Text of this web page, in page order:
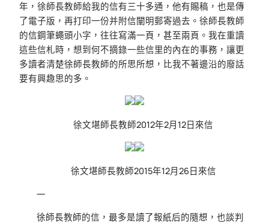
年，徐師長教師給我的信有三十多通，他有賜稿，也是傳
了電子版，再打印一份并附信闡明郵寄過去。徐師長教師
的信鋼筆蠅頭小字，往往寫滿一頁，甚至兩頁。我在重讀
這些信札時，想到何不摘錄一些信里的內在的事務，讓更
多讀者清楚徐師長教師的所思所想，比我不著邊沿的廢話
要有興趣思的多。
徐文堪師長教師2012年2月12日來信
徐文堪師長教師2015年12月26日來信
一
徐師長教師的信，最多是讀了報紙后的隨想，也談判